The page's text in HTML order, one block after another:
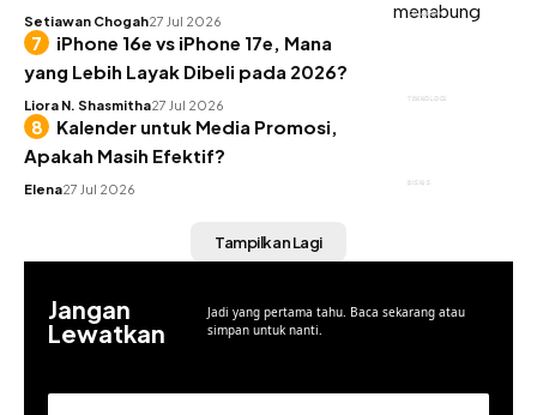
KEUANGAN
Setiawan Chogah27 Jul 2026
TEKNOLOGI
iPhone 16e vs iPhone 17e, Mana
yang Lebih Layak Dibeli pada 2026?
Liora N. Shasmitha27 Jul 2026
BISNIS
Kalender untuk Media Promosi,
Apakah Masih Efektif?
Elena27 Jul 2026
Tampilkan Lagi
Jangan
Lewatkan
Jadi yang pertama tahu. Baca sekarang atau
simpan untuk nanti.